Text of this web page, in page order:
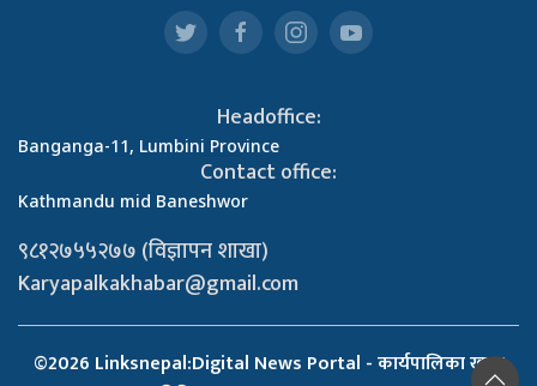
Headoffice:
Banganga-11, Lumbini Province
Contact office:
Kathmandu mid Baneshwor
९८१२७५५२७७ (विज्ञापन शाखा)
Karyapalkakhabar@gmail.com
©2026 Linksnepal:Digital News Portal - कार्यपालिका खबर